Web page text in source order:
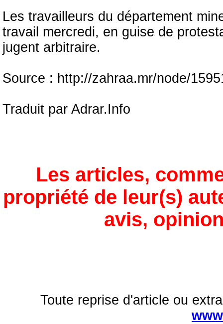
Les travailleurs du département
travail mercredi, en guise de
jugent arbitraire.
Source : http://zahraa.mr/node/
Traduit par Adrar.Info
Les articles,
propriété de leur(s)
avis,
Toute reprise d'article ou